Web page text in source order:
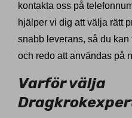
kontakta oss på
hjälper vi dig att välja rätt
snabb leverans, så du
och redo att användas på
Varför välja